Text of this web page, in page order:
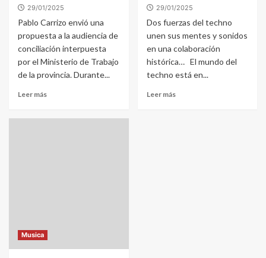
29/01/2025
Pablo Carrizo envió una
propuesta a la audiencia de
conciliación interpuesta
por el Ministerio de Trabajo
de la provincia. Durante...
Leer más
29/01/2025
Dos fuerzas del techno
unen sus mentes y sonidos
en una colaboración
histórica… El mundo del
techno está en...
Leer más
Musica